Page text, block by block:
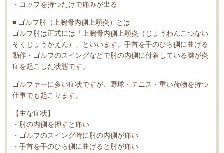
・コップを持つだけで痛みが出る
■ ゴルフ肘（上腕骨内側上顆炎）とは
ゴルフ肘は正式には「上腕骨内側上顆炎（じょうわんこつない
そくじょうかえん）」といいます。手首を手のひら側に曲げる
動作・ゴルフのスイングなどで肘の内側に付着している腱が炎
症を起こした状態です。
ゴルファーに多い症状ですが、野球・テニス・重い荷物を持つ
仕事でも起こります。
【主な症状】
・肘の内側を押すと痛い
・ゴルフのスイング時に肘の内側が痛い
・手首を手のひら側に曲げると肘が痛い